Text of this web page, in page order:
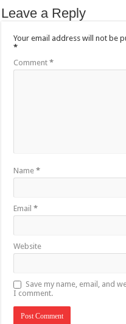
Leave a Reply
Your email address will not be
*
Comment*
Name*
Email*
Website
Save my name, email, and
I comment.